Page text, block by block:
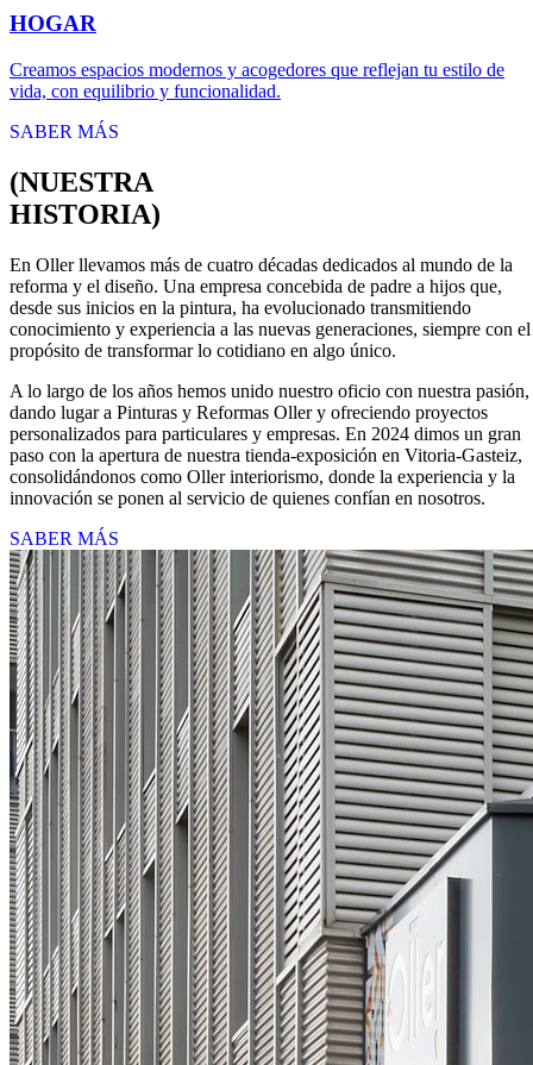
HOGAR
Creamos espacios modernos y acogedores que reflejan tu estilo de
vida, con equilibrio y funcionalidad.
SABER MÁS
(NUESTRA
HISTORIA)
En Oller llevamos más de cuatro décadas dedicados al mundo de la
reforma y el diseño. Una empresa concebida de padre a hijos que,
desde sus inicios en la pintura, ha evolucionado transmitiendo
conocimiento y experiencia a las nuevas generaciones, siempre con el
propósito de transformar lo cotidiano en algo único.
A lo largo de los años hemos unido nuestro oficio con nuestra pasión,
dando lugar a Pinturas y Reformas Oller y ofreciendo proyectos
personalizados para particulares y empresas. En 2024 dimos un gran
paso con la apertura de nuestra tienda-exposición en Vitoria-Gasteiz,
consolidándonos como Oller interiorismo, donde la experiencia y la
innovación se ponen al servicio de quienes confían en nosotros.
SABER MÁS